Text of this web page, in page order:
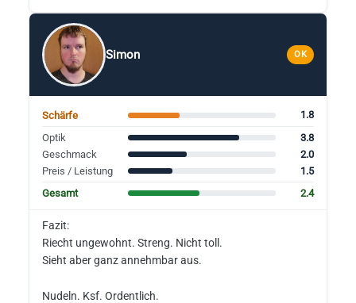
Simon OK
Schärfe
1.8
Optik
3.8
Geschmack
2.0
Preis / Leistung
1.5
Gesamt
2.4
Fazit:
Riecht ungewohnt. Streng. Nicht toll.
Sieht aber ganz annehmbar aus.
Nudeln. Ksf. Ordentlich.